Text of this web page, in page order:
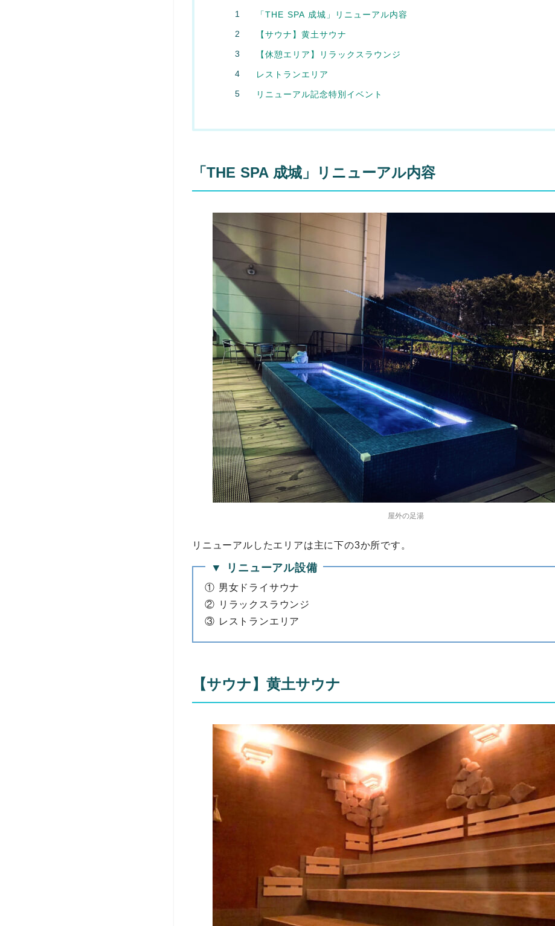
「THE SPA 成城」リニューアル内容
【サウナ】黄土サウナ
【休憩エリア】リラックスラウンジ
レストランエリア
リニューアル記念特別イベント
「THE SPA 成城」リニューアル内容
屋外の足湯
リニューアルしたエリアは主に下の3か所です。
▼ リニューアル設備
① 男女ドライサウナ
② リラックスラウンジ
③ レストランエリア
【サウナ】黄土サウナ